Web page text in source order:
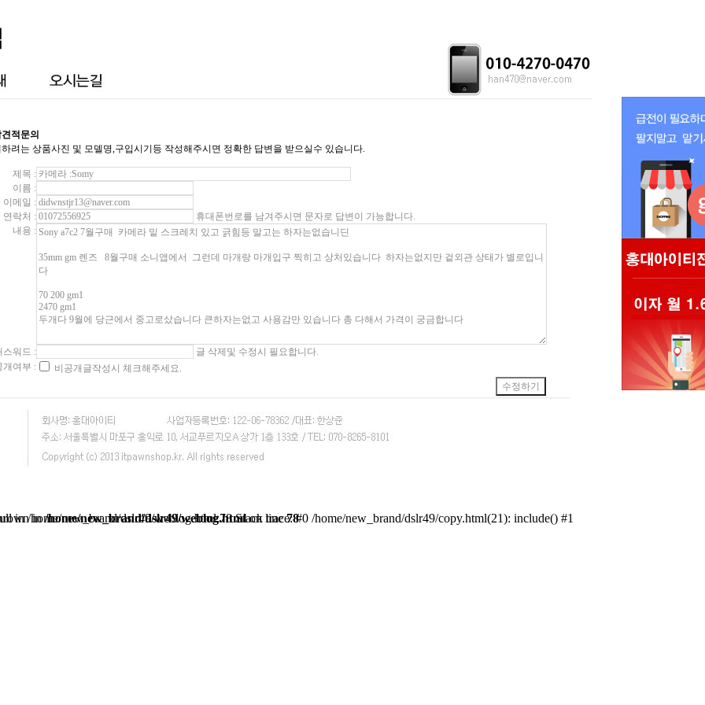
적문의
려는 상품사진 및 모델명,구입시기등 작성해주시면 정확한 답변을 받으실수 있습니다.
제목 :
이름 :
이메일 :
연락처 :
휴대폰번로를 남겨주시면 문자로 답변이 가능합니다.
내용 :
스워드 :
글 삭제및 수정시 필요합니다.
개여부 :
비공개글작성시 체크해주세요.
#2 {main} thrown in/home/new_brand/dslr49/weblog.htmlon line78